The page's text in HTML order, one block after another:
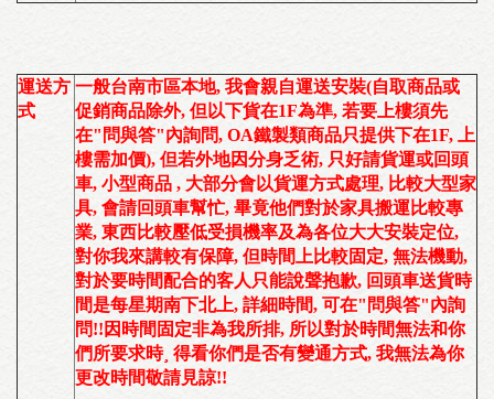
運送方
式
一般台南市區本地, 我會親自運送安裝(自取商品或
促銷商品除外, 但以下貨在1F為準, 若要上樓須先
在"問與答"內詢問, OA鐵製類商品只提供下在1F, 上
樓需加價), 但若外地因分身乏術, 只好請貨運或回頭
車, 小型商品 , 大部分會以貨運方式處理, 比較大型家
具, 會請回頭車幫忙, 畢竟他們對於家具搬運比較專
業, 東西比較壓低受損機率及為各位大大安裝定位,
對你我來講較有保障, 但時間上比較固定, 無法機動,
對於要時間配合的客人只能說聲抱歉, 回頭車送貨時
間是每星期南下北上, 詳細時間, 可在"問與答"內詢
問!!因時間固定非為我所排, 所以對於時間無法和你
們所要求時¸ 得看你們是否有變通方式, 我無法為你
更改時間敬請見諒!!